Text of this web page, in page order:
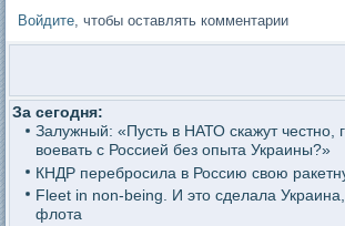
Войдите, чтобы оставлять комментарии
За сегодня:
Залужный: «Пусть в НАТО скажут честно,
воевать с Россией без опыта Украины?»
КНДР перебросила в Россию свою
Fleet in non-being. И это сделала
флота